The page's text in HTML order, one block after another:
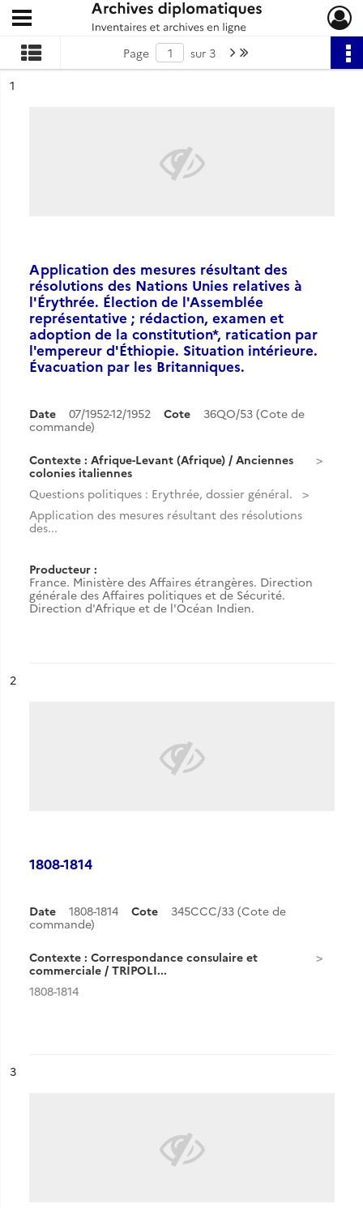
Archives diplomatiques
Ouvrir le menu déroulant
Page sur 3 Page suivante : 1/3
n°
1
Application des mesures résultant des
résolutions des Nations Unies relatives à
l'Érythrée. Élection de l'Assemblée
représentative ; rédaction, examen et
adoption de la constitution*, ratication par
l'empereur d'Éthiopie. Situation intérieure.
Évacuation par les Britanniques.
Date 07/1952-12/1952 Cote
36QO/53 (Cote de
commande)
Contexte : Afrique-Levant (Afrique) / Anciennes
colonies italiennes
Questions politiques : Erythrée, dossier général.
Application des mesures résultant des résolutions
des...
Producteur :
France. Ministère des Affaires étrangères. Direction
générale des Affaires politiques et de Sécurité.
Direction d'Afrique et de l'Océan Indien.
n°
2
1808-1814
Date 1808-1814 Cote
345CCC/33 (Cote de
commande)
Contexte : Correspondance consulaire et
commerciale / TRIPOLI...
1808-1814
n°
3